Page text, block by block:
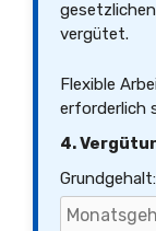
vergütet.
Flexible
erforderlich
4.
Grundgehalt: